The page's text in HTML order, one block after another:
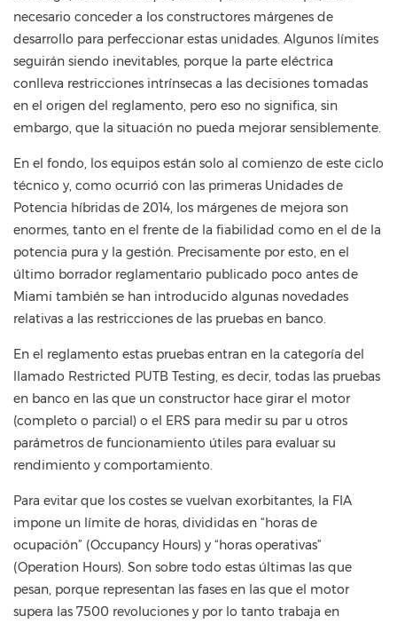
necesario conceder a los constructores márgenes de
desarrollo para perfeccionar estas unidades. Algunos límites
seguirán siendo inevitables, porque la parte eléctrica
conlleva restricciones intrínsecas a las decisiones tomadas
en el origen del reglamento, pero eso no significa, sin
embargo, que la situación no pueda mejorar sensiblemente.
En el fondo, los equipos están solo al comienzo de este ciclo
técnico y, como ocurrió con las primeras Unidades de
Potencia híbridas de 2014, los márgenes de mejora son
enormes, tanto en el frente de la fiabilidad como en el de la
potencia pura y la gestión. Precisamente por esto, en el
último borrador reglamentario publicado poco antes de
Miami también se han introducido algunas novedades
relativas a las restricciones de las pruebas en banco.
En el reglamento estas pruebas entran en la categoría del
llamado Restricted PUTB Testing, es decir, todas las pruebas
en banco en las que un constructor hace girar el motor
(completo o parcial) o el ERS para medir su par u otros
parámetros de funcionamiento útiles para evaluar su
rendimiento y comportamiento.
Para evitar que los costes se vuelvan exorbitantes, la FIA
impone un límite de horas, divididas en “horas de
ocupación” (Occupancy Hours) y “horas operativas”
(Operation Hours). Son sobre todo estas últimas las que
pesan, porque representan las fases en las que el motor
supera las 7500 revoluciones y por lo tanto trabaja en